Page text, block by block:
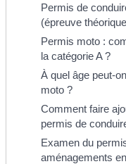
Permis de
(épreuve
Permis moto :
la catégorie A ?
À quel âge peut-
moto ?
Comment faire
permis de
Examen du
aménagements